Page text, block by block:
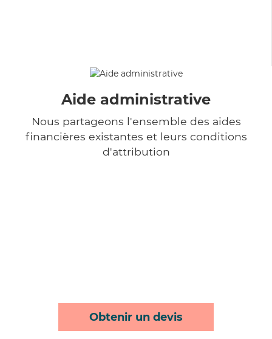
Aide administrative
Nous partageons l'ensemble des aides
financières existantes et leurs conditions
d'attribution
Obtenir un devis